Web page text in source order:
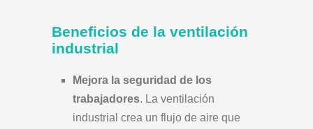
Beneficios de la ventilación
industrial
Mejora la seguridad de los
trabajadores. La ventilación
industrial crea un flujo de aire que